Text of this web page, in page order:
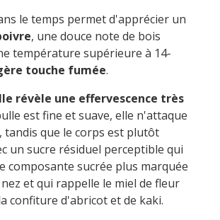
le temps permet d'apprécier un
, une douce note de bois
température supérieure à 14-
touche fumée.
révèle une effervescence très
est fine et suave, elle n'attaque
tandis que le corps est plutôt
un sucre résiduel perceptible qui
composante sucrée plus marquée
et qui rappelle le miel de fleur
confiture d'abricot et de kaki.